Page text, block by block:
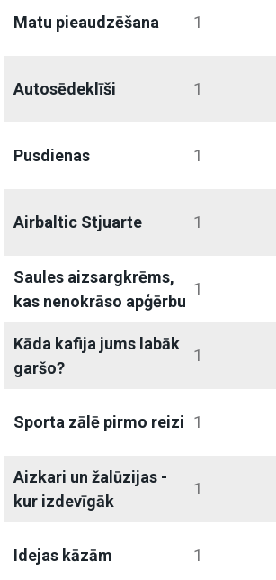
Matu pieaudzēšana 1
Autosēdeklīši 1
Pusdienas 1
Airbaltic Stjuarte 1
Saules aizsargkrēms,
kas nenokrāso apģērbu
1
Kāda kafija jums labāk
garšo?
1
Sporta zālē pirmo reizi 1
Aizkari un žalūzijas -
kur izdevīgāk
1
Idejas kāzām 1